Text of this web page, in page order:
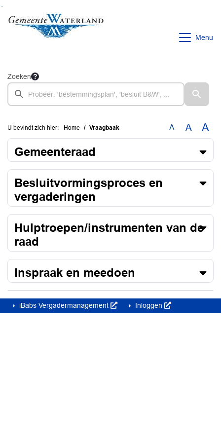
Ga naar de inhoud van deze pagina
Ga naar het zoeken
Ga naar het menu
Menu
Zoeken
U bevindt zich hier: Home Vraagbaak A A A
Gemeenteraad
Besluitvormingsproces en
vergaderingen
Hulptroepen/instrumenten van de
raad
Inspraak en meedoen
iBabs Vergadermanagement Inloggen